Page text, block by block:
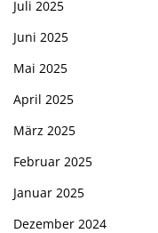
Juli 2025
Juni 2025
Mai 2025
April 2025
März 2025
Februar 2025
Januar 2025
Dezember 2024